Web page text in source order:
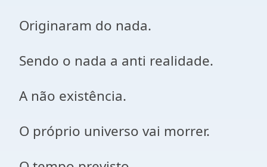
Originaram do nada.
Sendo o nada a anti realidade.
A não existência.
O próprio universo vai morrer.